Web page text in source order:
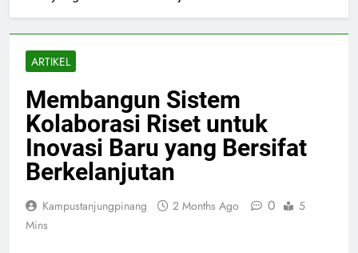
ARTIKEL
Membangun Sistem
Kolaborasi Riset untuk
Inovasi Baru yang Bersifat
Berkelanjutan
Kampustanjungpinang 2 Months Ago 0
5
Mins